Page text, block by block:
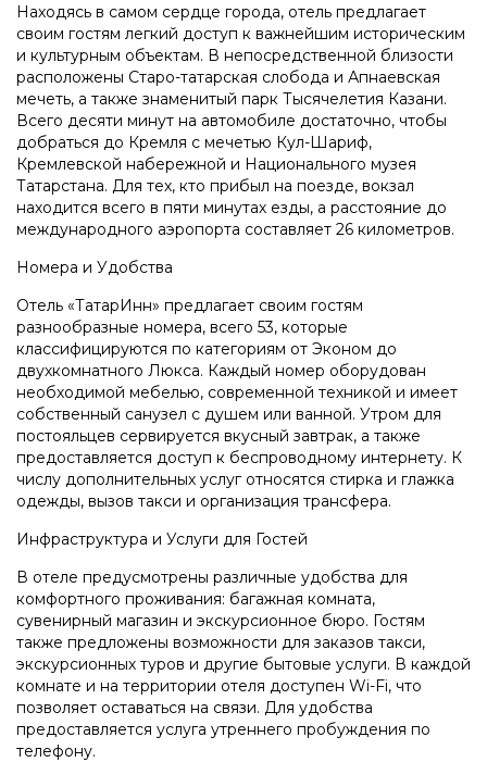
Находясь в самом сердце города, отель предлагает
своим гостям легкий доступ к важнейшим историческим
и культурным объектам. В непосредственной близости
расположены Старо-татарская слобода и Апнаевская
мечеть, а также знаменитый парк Тысячелетия Казани.
Всего десяти минут на автомобиле достаточно, чтобы
добраться до Кремля с мечетью Кул-Шариф,
Кремлевской набережной и Национального музея
Татарстана. Для тех, кто прибыл на поезде, вокзал
находится всего в пяти минутах езды, а расстояние до
международного аэропорта составляет 26 километров.
Номера и Удобства
Отель «ТатарИнн» предлагает своим гостям
разнообразные номера, всего 53, которые
классифицируются по категориям от Эконом до
двухкомнатного Люкса. Каждый номер оборудован
необходимой мебелью, современной техникой и имеет
собственный санузел с душем или ванной. Утром для
постояльцев сервируется вкусный завтрак, а также
предоставляется доступ к беспроводному интернету. К
числу дополнительных услуг относятся стирка и глажка
одежды, вызов такси и организация трансфера.
Инфраструктура и Услуги для Гостей
В отеле предусмотрены различные удобства для
комфортного проживания: багажная комната,
сувенирный магазин и экскурсионное бюро. Гостям
также предложены возможности для заказов такси,
экскурсионных туров и другие бытовые услуги. В каждой
комнате и на территории отеля доступен Wi-Fi, что
позволяет оставаться на связи. Для удобства
предоставляется услуга утреннего пробуждения по
телефону.